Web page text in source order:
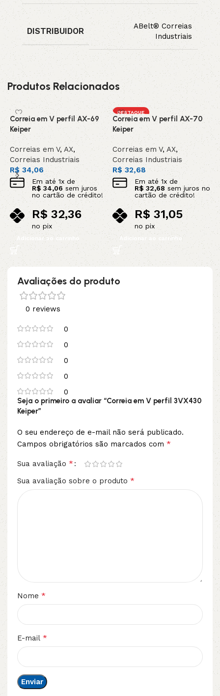
DISTRIBUIDOR
ABelt® Correias
Industriais
Produtos Relacionados
Correia em V perfil AX-69
Keiper
Correias em V, AX,
Correias Industriais
R$ 34,06
Em até 1x de
R$ 34,06 sem juros
no cartão de crédito!
R$32,36
no pix
Adicionar ao carrinho
DESTAQUE
Correia em V perfil AX-70
Keiper
Correias em V,AX,
Correias Industriais
R$32,68
Em até1x de
R$ 32,68 sem juros no
cartão de crédito!
R$ 31,05
no pix
Adicionar ao carrinho
Avaliações do produto
0 reviews
0
0
0
0
0
Seja o primeiro a avaliar “Correia em V perfil 3VX430
Keiper”
O seu endereço de e-mail não será publicado.
Campos obrigatórios são marcados com *
Sua avaliação *
Sua avaliação sobre o produto *
Nome *
E-mail *